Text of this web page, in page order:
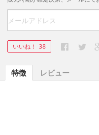
いいね！ 38
特徴 レビュー